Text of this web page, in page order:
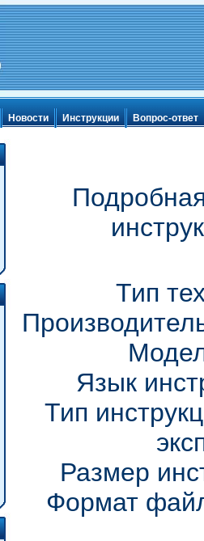
Новости Инструкции Вопрос-ответ
Тип
Язык
Тип
Размер
Формат